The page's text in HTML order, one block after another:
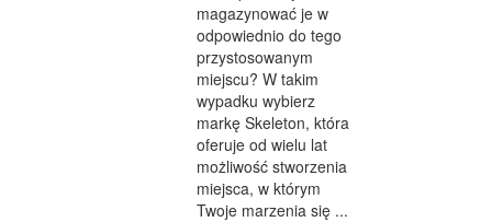
magazynować je w
odpowiednio do tego
przystosowanym
miejscu? W takim
wypadku wybierz
markę Skeleton, która
oferuje od wielu lat
możliwość stworzenia
miejsca, w którym
Twoje marzenia się ...